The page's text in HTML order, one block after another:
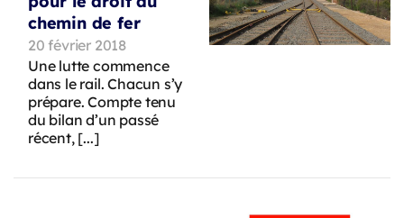
chemin de fer
20 février 2018
Une lutte commence
dans le rail. Chacun s’y
prépare. Compte tenu
du bilan d’un passé
récent, [...]